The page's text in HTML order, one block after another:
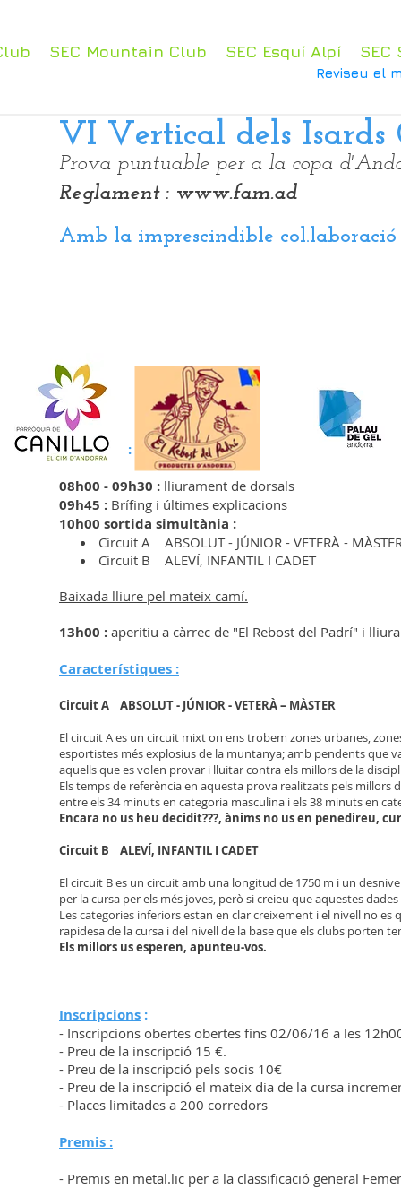
SEC Mountain Club SEC Esquí Alpí SEC
Reviseu el
VI Vertical dels Isards
Prova puntuable per a la copa
Reglament : www.fam.ad
Amb la imprescindible col.laboració
Programa
:
08h00 - 09h30 : lliurament de dorsals
09h45 : Brífing i últimes explicacions
10h00 sortida simultània :
Circuit A ABSOLUT - JÚNIOR - VETERÀ -
Circuit B ALEVÍ, INFANTIL I CADET
Baixada lliure pel mateix camí.
13h00 : aperitiu a càrrec de "El Rebost del Padrí" i
Característiques :
Circuit A ABSOLUT - JÚNIOR - VETERÀ – MÀSTER
El circuit A es un circuit mixt on ens trobem zones urbanes,
esportistes més explosius de la muntanya; amb pendents que
aquells que es volen provar i lluitar contra els millors de la
Els temps de referència en aquesta prova realitzats pels millors
entre els 34 minuts en categoria masculina i els 38 minuts en
Encara no us heu decidit???, ànims no us en penedireu,
Circuit B ALEVÍ, INFANTIL I CADET
El circuit B es un circuit amb una longitud de 1750 m i un
per la cursa per els més joves, però si creieu que aquestes
Les categories inferiors estan en clar creixement i el nivell no
rapidesa de la cursa i del nivell de la base que els clubs porten
Els millors us esperen, apunteu-vos.
Inscripcions :
- Inscripcions obertes obertes fins 02/06/16 a les
- Preu de la inscripció 15 €.
- Preu de la inscripció pels socis 10€
- Preu de la inscripció el mateix dia de la cursa
- Places limitades a 200 corredors
Premis :
- Premis en metal.lic per a la classificació general